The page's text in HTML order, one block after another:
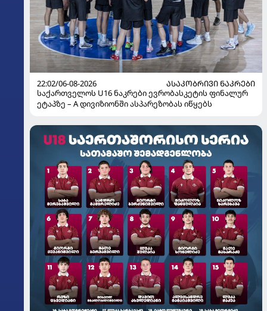
22:02/06-08-2026
ᲐᲡᲐᲙᲝᲑᲠᲘᲕᲘ ᲜᲐᲙᲠᲔᲑᲘ
საქართველოს U16 ნაკრები ევრობასკეტის ფინალურ
ეტაპზე – A დივიზიონში ასპარეზობას იწყებს